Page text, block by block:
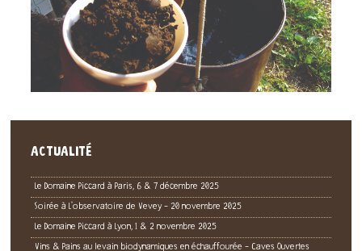
ACTUALITÉ
Le Domaine Piccard à Paris, 6 & 7 décembre 2025
Soirée à L'observatoire de Vevey - 20 novembre 2025
Le Domaine Piccard à Lyon, 1 & 2 novembre 2025
Vins & Pains au levain biodynamiques en échauffourée - Caves Ouvertes